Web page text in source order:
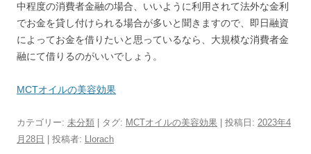
中程度の消費者金融の場合、いいように利用されて法外な金利
でお金を貸し付けられる場合が多いと聞きますので、即日融資
によってお金を借りたいと思っているなら、大規模な消費者金
融にて借りるのがいいでしょう。
MCTオイルの美容効果
カテゴリー: 未分類 | タグ: MCTオイルの美容効果 | 投稿日: 2023年4
月28日
投稿者: Llorach